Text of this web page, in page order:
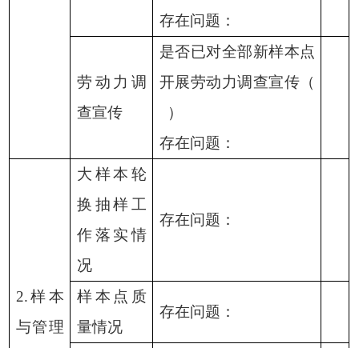
存在问题：
劳动力调
查宣传
是否已对全部新样本点
开展劳动力调查宣传（
）
存在问题：
2.样本
与管理
大样本轮
换抽样工
作落实情
况
存在问题：
样本点质
量情况
存在问题：